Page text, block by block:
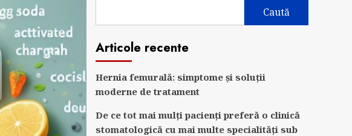
Caută
Articole recente
Hernia femurală: simptome și soluții
moderne de tratament
De ce tot mai mulți pacienți preferă o clinică
stomatologică cu mai multe specialități sub